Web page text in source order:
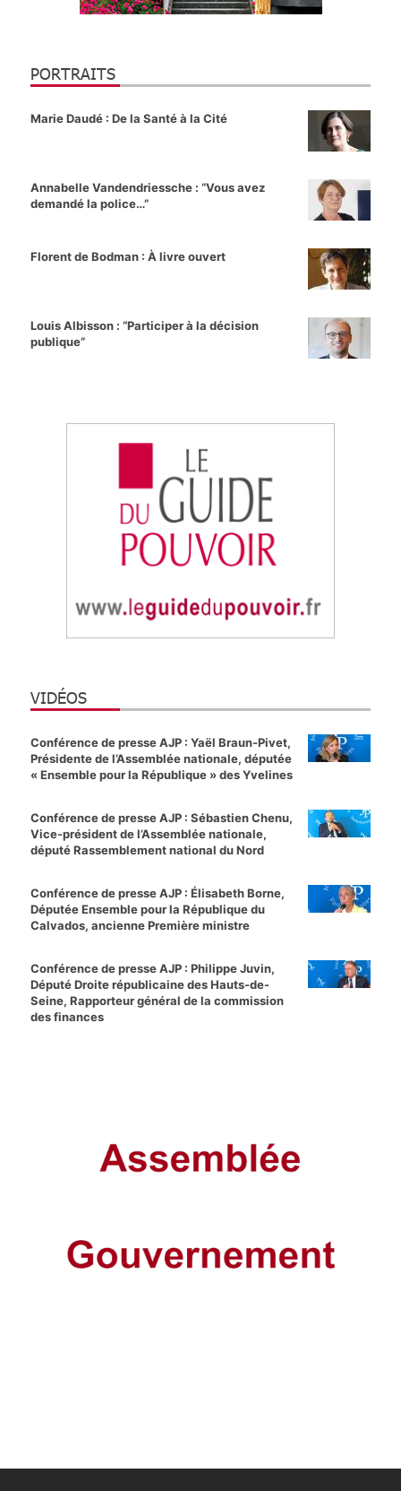
PORTRAITS
Marie Daudé : De la Santé à la Cité
Annabelle Vandendriessche : “Vous avez
demandé la police…”
Florent de Bodman : À livre ouvert
Louis Albisson : “Participer à la décision
publique”
VIDÉOS
Conférence de presse AJP : Yaël Braun-Pivet,
Présidente de l’Assemblée nationale, députée
« Ensemble pour la République » des Yvelines
Conférence de presse AJP : Sébastien Chenu,
Vice-président de l’Assemblée nationale,
député Rassemblement national du Nord
Conférence de presse AJP : Élisabeth Borne,
Députée Ensemble pour la République du
Calvados, ancienne Première ministre
Conférence de presse AJP : Philippe Juvin,
Député Droite républicaine des Hauts-de-
Seine, Rapporteur général de la commission
des finances